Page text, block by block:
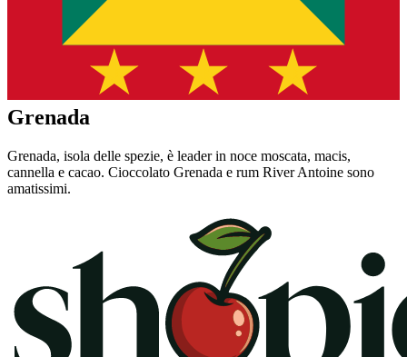
Grenada
Grenada, isola delle spezie, è leader in noce moscata, macis,
cannella e cacao. Cioccolato Grenada e rum River Antoine sono
amatissimi.